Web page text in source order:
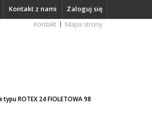
Zaloguj się
Kontakt z nami
Kontakt
Mapa strony
ROTEX 24 FIOLETOWA 98